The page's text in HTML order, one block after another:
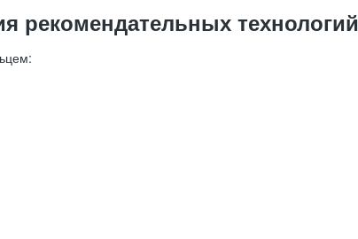
рекомендательных технологий